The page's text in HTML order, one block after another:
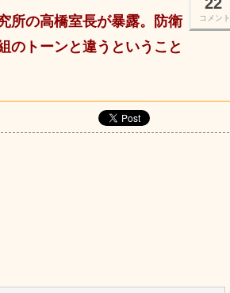
コメント
所の高橋室長が暴露。防衛
のトーンと違うということ